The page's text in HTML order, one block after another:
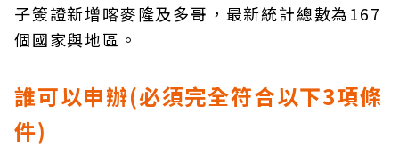
子簽證新增喀麥隆及多哥，最新統計總數為167
個國家與地區。
誰可以申辦(必須完全符合以下3項條
件)